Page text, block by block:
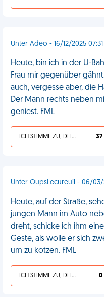
Unter Adeo - 16/12/2025 07:31
Heute, bin ich in der U-
Frau mir gegenüber
auch, vergesse aber, die
Der Mann rechts neben
geniest. FML
ICH STIMME ZU, DEIN LEBEN IST SCHEISSE 37
Unter OupsLecureuil - 06/03/
Heute, auf der Straße,
jungen Mann im Auto
dreht, schicke ich ihm
Geste, als wolle er sich
um zu kotzen. FML
ICH STIMME ZU, DEIN LEBEN IST SCHEISSE 0